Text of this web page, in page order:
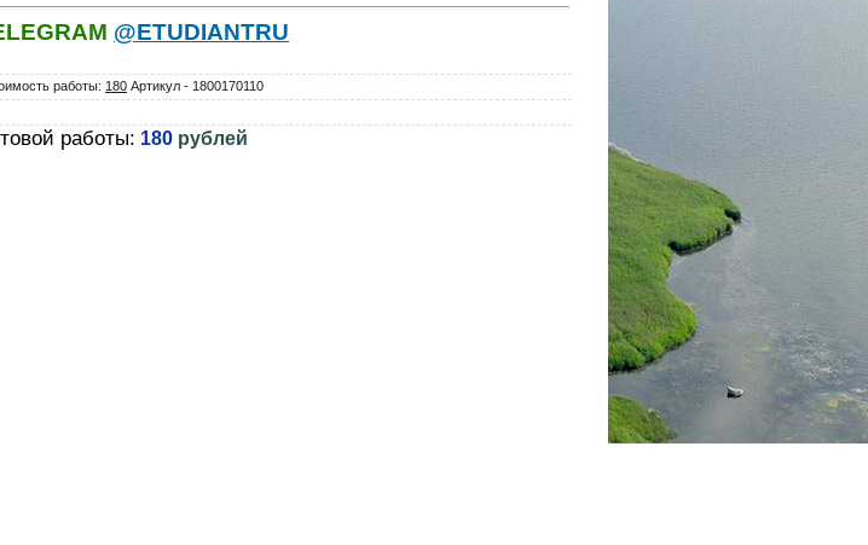
@ETUDIANTRU
работы: 180 Артикул - 1800170110
работы: 180 рублей